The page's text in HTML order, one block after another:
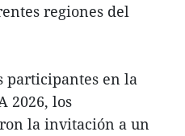
regiones del
participantes en la
2026, los
la invitación a un